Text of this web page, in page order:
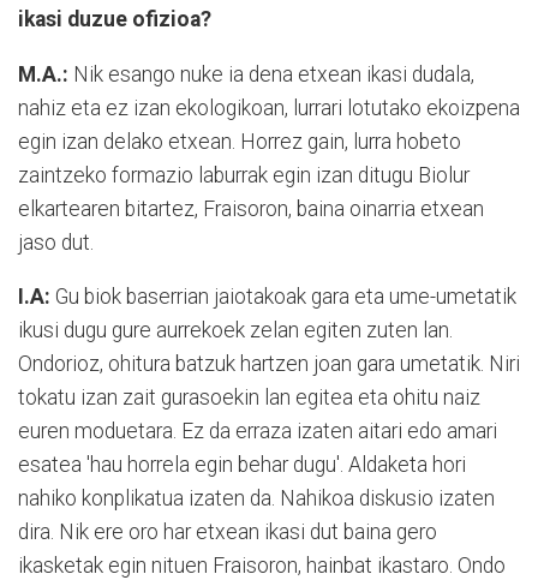
ikasi duzue ofizioa?
M.A.: Nik esango nuke ia dena etxean ikasi dudala,
nahiz eta ez izan ekologikoan, lurrari lotutako ekoizpena
egin izan delako etxean. Horrez gain, lurra hobeto
zaintzeko formazio laburrak egin izan ditugu Biolur
elkartearen bitartez, Fraisoron, baina oinarria etxean
jaso dut.
I.A: Gu biok baserrian jaiotakoak gara eta ume-umetatik
ikusi dugu gure aurrekoek zelan egiten zuten lan.
Ondorioz, ohitura batzuk hartzen joan gara umetatik. Niri
tokatu izan zait gurasoekin lan egitea eta ohitu naiz
euren moduetara. Ez da erraza izaten aitari edo amari
esatea 'hau horrela egin behar dugu'. Aldaketa hori
nahiko konplikatua izaten da. Nahikoa diskusio izaten
dira. Nik ere oro har etxean ikasi dut baina gero
ikasketak egin nituen Fraisoron, hainbat ikastaro. Ondo